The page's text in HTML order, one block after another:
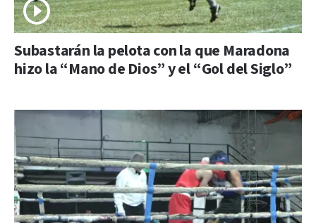
Subastarán la pelota con la que Maradona
hizo la “Mano de Dios” y el “Gol del Siglo”